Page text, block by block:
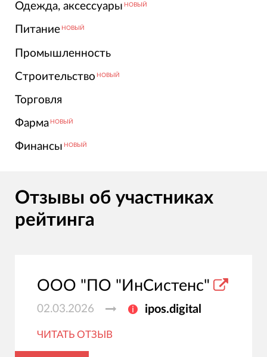
Одежда, аксессуары НОВЫЙ
Питание НОВЫЙ
Промышленность
Строительство НОВЫЙ
Торговля
Фарма НОВЫЙ
Финансы НОВЫЙ
Отзывы об участниках
рейтинга
ООО "ПО "ИнСистенс"
02.03.2026 ipos.digital
ЧИТАТЬ ОТЗЫВ